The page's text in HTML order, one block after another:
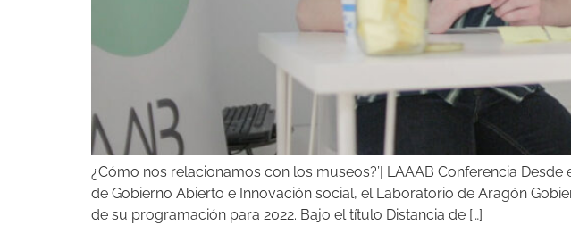
¿Cómo nos relacionamos con los museos?’| LAAAB Conferencia
de Gobierno Abierto e Innovación social, el Laboratorio de Aragón
de su programación para 2022. Bajo el título Distancia de […]